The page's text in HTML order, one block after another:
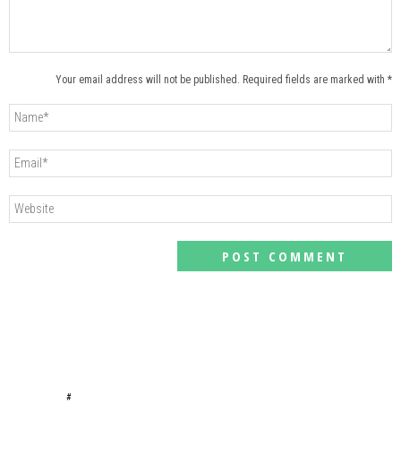
Your email address will not be published. Required fields are marked with *
#